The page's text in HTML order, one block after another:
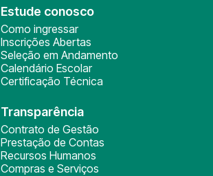
Estude conosco
Como ingressar
Inscrições Abertas
Seleção em Andamento
Calendário Escolar
Certificação Técnica
Transparência
Contrato de Gestão
Prestação de Contas
Recursos Humanos
Compras e Serviços